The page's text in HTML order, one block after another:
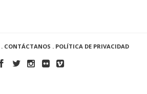
CONTÁCTANOS . POLÍTICA DE PRIVACIDAD